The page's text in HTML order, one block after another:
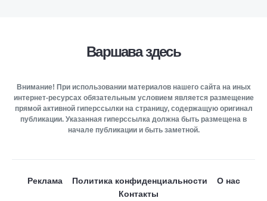
Варшава здесь
Внимание! При использовании материалов нашего сайта на иных
интернет-ресурсах обязательным условием является размещение
прямой активной гиперссылки на страницу, содержащую оригинал
публикации. Указанная гиперссылка должна быть размещена в
начале публикации и быть заметной.
Реклама Политика конфиденциальности
О нас
Контакты